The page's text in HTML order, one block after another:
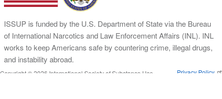
ISSUP is funded by the U.S. Department of State via the Bureau
of International Narcotics and Law Enforcement Affairs (INL). INL
works to keep Americans safe by countering crime, illegal drugs,
and instability abroad.
Copyright © 2026 International Society of Substance Use
Privacy Policy